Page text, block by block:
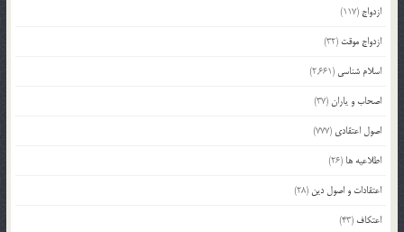
ازدواج (117)
ازدواج موقت (32)
اسلام شناسی (2,661)
اصحاب و یاران(37)
اصول اعتقادی (777)
اطلاعیه ها (26)
اعتقادات و اصول دین (28)
اعتکاف (43)